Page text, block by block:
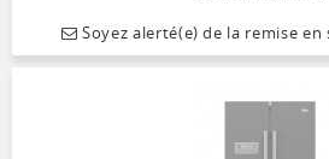
Soyez alerté(e) de la remise